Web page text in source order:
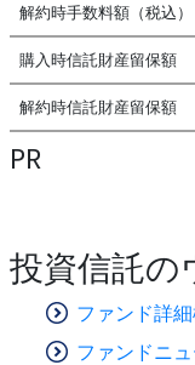
解約時手数料額（税込）
購入時信託財産留保額
解約時信託財産留保額
PR
投資信託の
ファンド詳
ファンドニ